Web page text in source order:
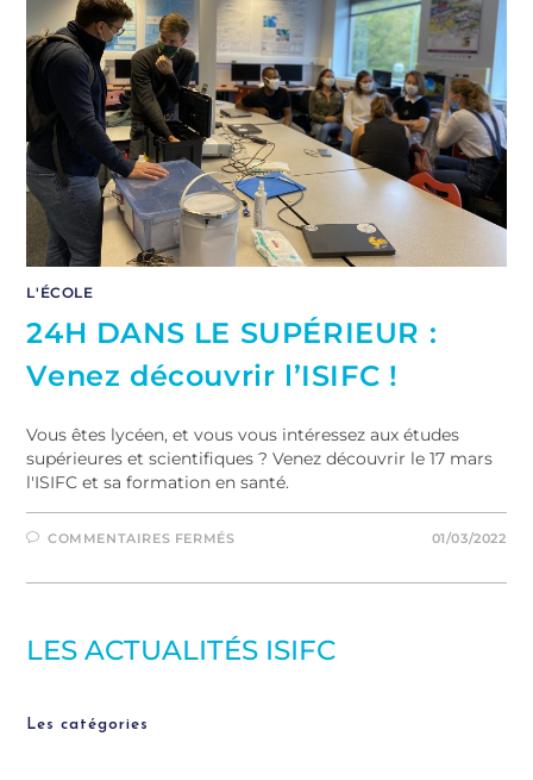
L'ÉCOLE
24H DANS LE SUPÉRIEUR :
Venez découvrir l’ISIFC !
Vous êtes lycéen, et vous vous intéressez aux études
supérieures et scientifiques ? Venez découvrir le 17 mars
l'ISIFC et sa formation en santé.
COMMENTAIRES FERMÉS 01/03/2022
LES ACTUALITÉS ISIFC
Les catégories